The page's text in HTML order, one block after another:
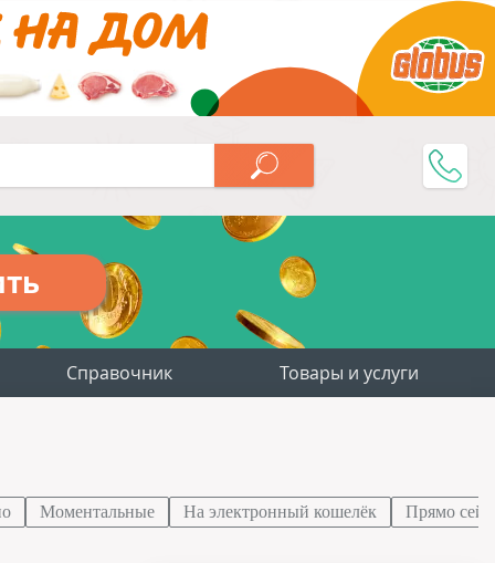
Справочник Товары и услуги
Моментальные На электронный кошелёк Прямо